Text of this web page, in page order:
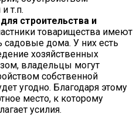
т.п.
строительства и
товарищества имеют
садовые дома. У них есть
хозяйственных
владельцы могут
собственной
угодно. Благодаря этому
место, к которому
усилия.